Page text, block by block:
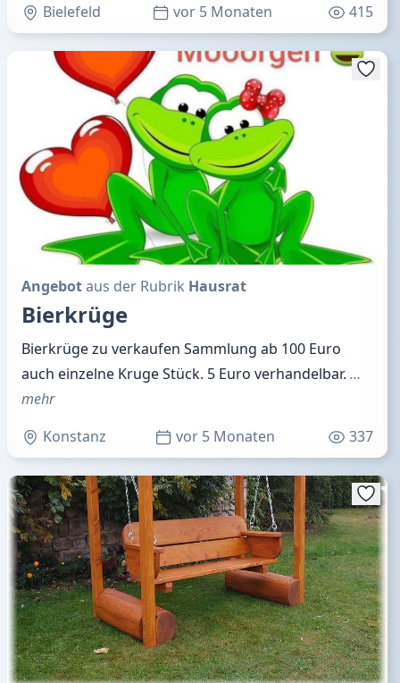
Bielefeld
vor 5 Monaten 415
Angebotaus der Rubrik Hausrat
Bierkrüge
Bierkrüge zu verkaufen Sammlung ab 100 Euro
auch einzelne Kruge Stück. 5 Euro verhandelbar. …
mehr
Konstanz
vor 5 Monaten 337